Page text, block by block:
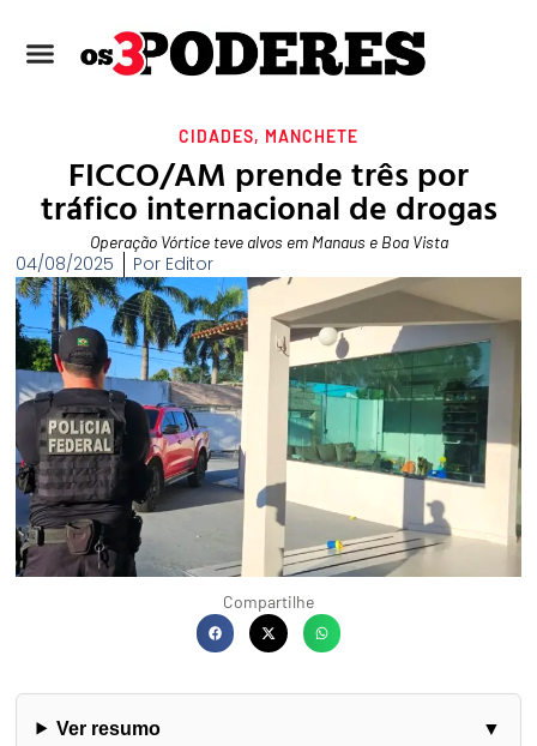
CIDADES, MANCHETE
FICCO/AM prende três por
tráfico internacional de drogas
Operação Vórtice teve alvos em Manaus e Boa Vista
04/08/2025 Por Editor
Compartilhe
Ver resumo